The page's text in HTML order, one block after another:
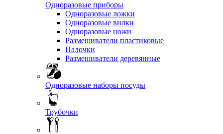
Одноразовые приборы
Одноразовые ложки
Одноразовые вилки
Одноразовые ножи
Размешиватели пластиковые
Палочки
Размешиватели деревянные
Одноразовые наборы посуды
Трубочки